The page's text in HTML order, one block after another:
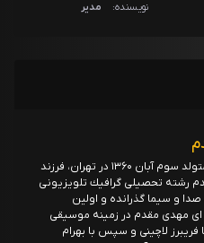
نویسنده: مدیر
مهدى مقدم متولد سوم آبان ۱۳۶۰ در تهران، فرزند
رشته تحصيلى گرافيك تلویزيونى
صدا و سيما گذرانده و اولين
اى مهدی مقدم در زمينه موسيقى
سال١٣٧٧ با فریبرز لاچینی و سپس با بهرام